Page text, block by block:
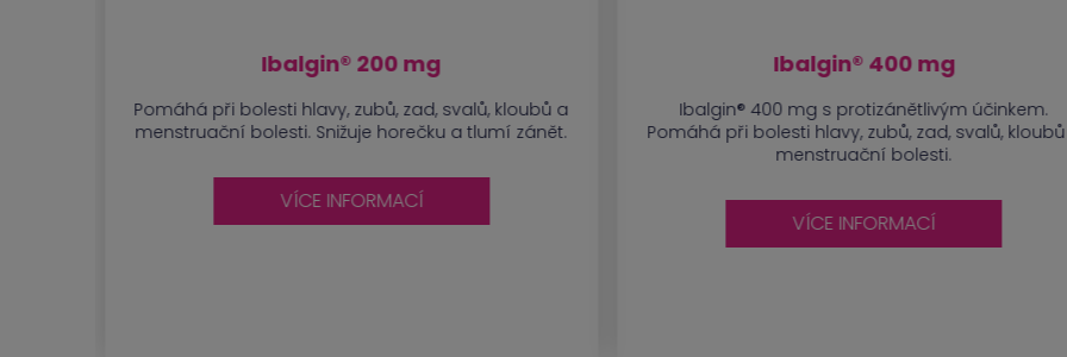
Ibalgin® 200 mg
Pomáhá při bolesti hlavy, zubů, zad, svalů, kloubů a
menstruační bolesti. Snižuje horečku a tlumí zánět.
VÍCE INFORMACÍ
Ibalgin® 400 mg
Ibalgin® 400 mg s protizánětlivým účinkem.
Pomáhá při bolesti hlavy, zubů, zad, svalů,
menstruační bolesti.
VÍCE INFORMACÍ